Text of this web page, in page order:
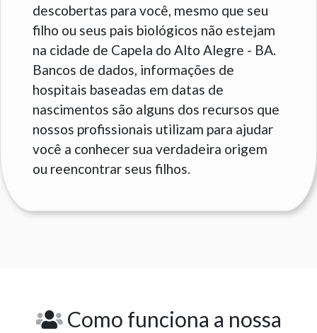
descobertas para você, mesmo que seu
filho ou seus pais biológicos não estejam
na cidade de Capela do Alto Alegre - BA.
Bancos de dados, informações de
hospitais baseadas em datas de
nascimentos são alguns dos recursos que
nossos profissionais utilizam para ajudar
você a conhecer sua verdadeira origem
ou reencontrar seus filhos.
Como funciona a nossa